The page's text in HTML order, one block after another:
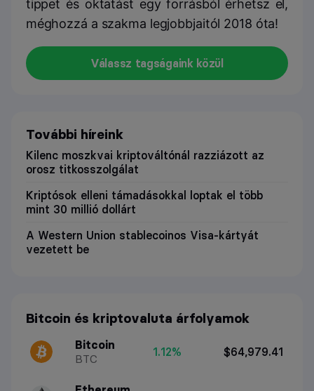
tippet és oktatást egy forrásból érhetsz el,
méghozzá a szakma legjobbjaitól 2018 óta!
Válassz tagságaink közül
További híreink
Kilenc moszkvai kriptováltónál razziázott az
orosz titkosszolgálat
Kriptósok elleni támadásokkal loptak el több
mint 30 millió dollárt
A Western Union stablecoinos Visa-kártyát
vezetett be
Bitcoin és kriptovaluta árfolyamok
Bitcoin
BTC
1.12% $64,979.41